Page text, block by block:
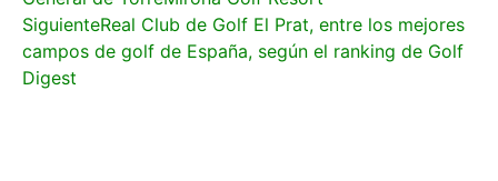
SiguienteReal Club de Golf El Prat, entre los mejores
campos de golf de España, según el ranking de Golf
Digest